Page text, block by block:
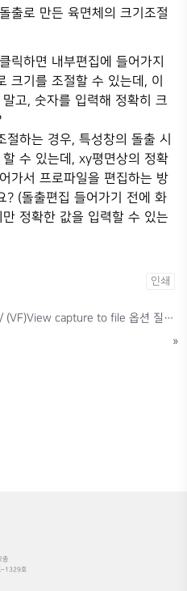
출로 만든 육면체의 크기조절
릭하면 내부편집에 들어가지
크기를 조절할 수 있는데, 이
고, 숫자를 입력해 정확히 크
하는 경우, 특성창의 돌출 시
수 있는데, xy평면상의 정확
가서 프로파일을 편집하는 방
? (돌출편집 들어가기 전에 화
정확한 값을 입력할 수 있는
인쇄
원리원칙건축라이노6.0_R1-007/ (VF)View capture to file 옵션 질문드립니다!
»